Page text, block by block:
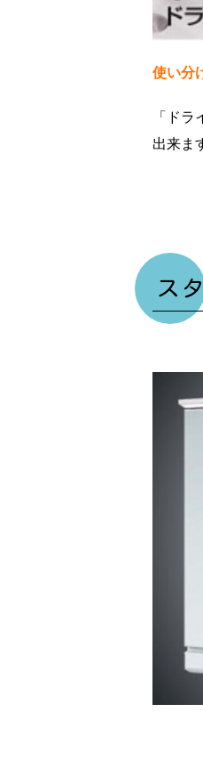
使い分
「ド
出来ま
ス